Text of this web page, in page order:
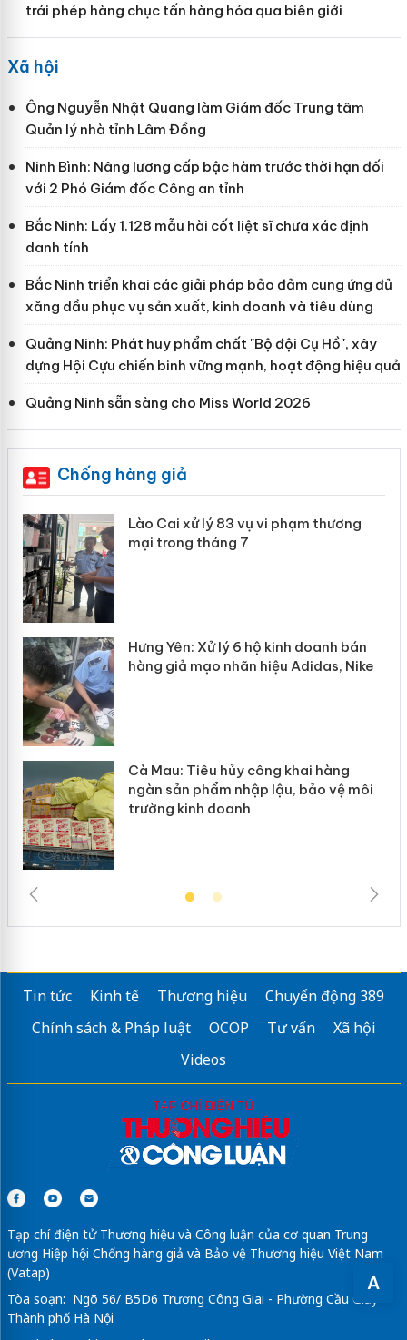
A
trái phép hàng chục tấn hàng hóa qua biên giới
Xã hội
Ông Nguyễn Nhật Quang làm Giám đốc Trung tâm
Quản lý nhà tỉnh Lâm Đồng
Ninh Bình: Nâng lương cấp bậc hàm trước thời hạn đối
với 2 Phó Giám đốc Công an tỉnh
Bắc Ninh: Lấy 1.128 mẫu hài cốt liệt sĩ chưa xác định
danh tính
Bắc Ninh triển khai các giải pháp bảo đảm cung ứng đủ
xăng dầu phục vụ sản xuất, kinh doanh và tiêu dùng
Quảng Ninh: Phát huy phẩm chất "Bộ đội Cụ Hồ", xây
dựng Hội Cựu chiến binh vững mạnh, hoạt động hiệu quả
Quảng Ninh sẵn sàng cho Miss World 2026
Chống hàng giả
Lào Cai xử lý 83 vụ vi phạm thương
mại trong tháng 7
Hưng Yên: Xử lý 6 hộ kinh doanh bán
hàng giả mạo nhãn hiệu Adidas, Nike
Cà Mau: Tiêu hủy công khai hàng
ngàn sản phẩm nhập lậu, bảo vệ môi
trường kinh doanh
Tin tức Kinh tế Thương hiệu
Chuyển động 389
Chính sách & Pháp luật
OCOP Tư vấn
Xã hội
Videos
Tạp chí điện tử Thương hiệu và Công luận của cơ quan Trung
ương Hiệp hội Chống hàng giả và Bảo vệ Thương hiệu Việt Nam
(Vatap)
Tòa soạn: Ngõ 56/ B5D6 Trương Công Giai - Phường Cầu Giấy -
Thành phố Hà Nội